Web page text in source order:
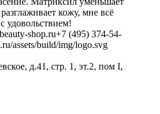
кожу, мне всё
удовольствием!
shop.ru+7 (495) 374-54-
assets/build/img/logo.svg
д.41, стр. 1, эт.2, пом I,